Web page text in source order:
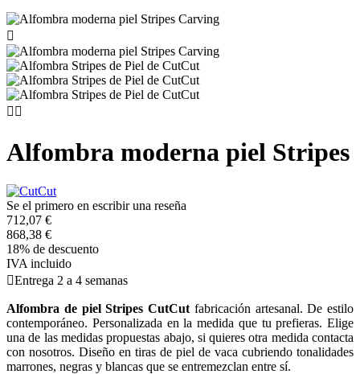

 
Alfombra moderna piel Stripes
Se el primero en escribir una reseña
712,07 €
868,38 €
18% de descuento
IVA incluido
Entrega 2 a 4 semanas
Alfombra de piel Stripes CutCut fabricación artesanal. De estilo
contemporáneo. Personalizada en la medida que tu prefieras. Elige
una de las medidas propuestas abajo, si quieres otra medida contacta
con nosotros. Diseño en tiras de piel de vaca cubriendo tonalidades
marrones, negras y blancas que se entremezclan entre sí.